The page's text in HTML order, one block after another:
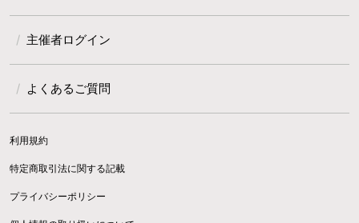
主催者ログイン
よくあるご質問
利用規約
特定商取引法に関する記載
プライバシーポリシー